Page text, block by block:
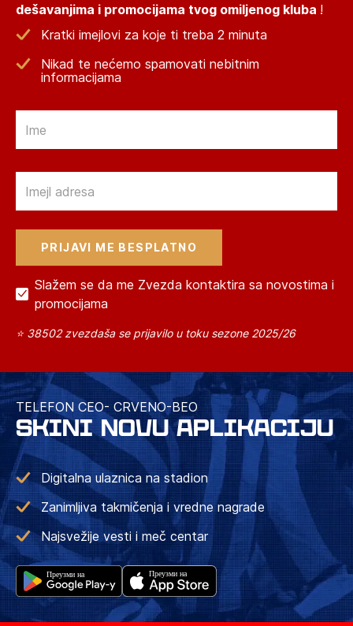
dešavanjima i promocijama tvog omiljenog kluba !
Kratki imejlovi za koje ti treba 2 minuta
Nikad te nećemo spamovati nebitnim
informacijama
Slažem se da me Zvezda kontaktira sa novostima i
promocijama
⭐ 38502 zvezdaša se prijavilo u toku sezone 2025/26
TELEFON CEO- CRVENO-BEO
SKINI NOVU APLIKACIJU
Digitalna ulaznica na stadion
Zanimljiva takmičenja i vredne nagrade
Najsvežije vesti i meč centar